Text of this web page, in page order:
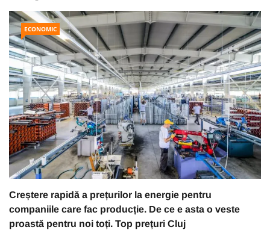
ECONOMIC
Creștere rapidă a prețurilor la energie pentru
companiile care fac producție. De ce e asta o veste
proastă pentru noi toți. Top prețuri Cluj